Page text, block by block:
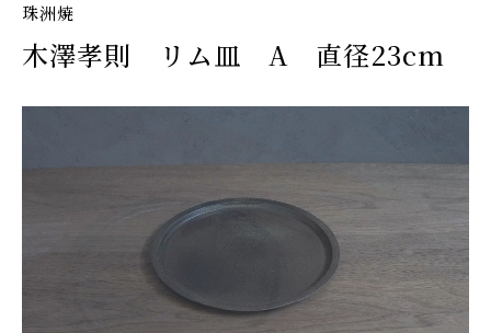
珠洲焼
木澤孝則 リム皿 A 直径23cm